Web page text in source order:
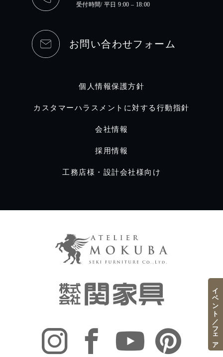
受付時間/ 平日 9:00 – 18:00
お問い合わせフォーム
個人情報保護方針
カスタマーハラスメントに対する行動指針
会社情報
採用情報
工務店様・設計会社様向け
イベント／フェア